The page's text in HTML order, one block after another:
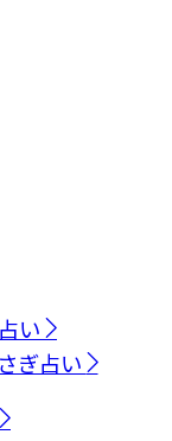
い
ぎ占い